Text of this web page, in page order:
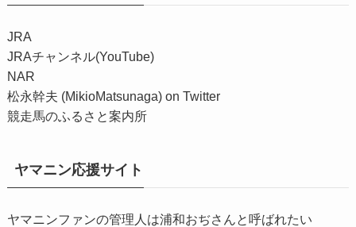
JRA
JRAチャンネル(YouTube)
NAR
松永幹夫 (MikioMatsunaga) on Twitter
競走馬のふるさと案内所
ヤマニン応援サイト
ヤマニンファンの管理人は浦和おぢさんと呼ばれたい